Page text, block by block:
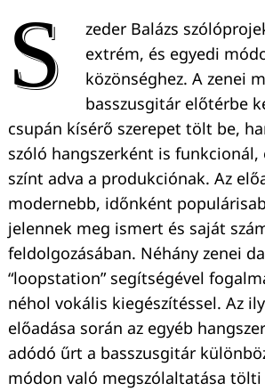
S
zeder Balázs
extrém, és egyedi
közönséghez. A zenei
basszusgitár előtérbe
csupán kísérő szerepet tölt be,
szóló hangszerként is funkcionál,
színt adva a produkciónak. Az
modernebb, időnként
jelennek meg ismert és saját
feldolgozásában. Néhány zenei
“loopstation” segítségével
néhol vokális kiegészítéssel. Az
előadása során az egyéb
adódó űrt a basszusgitár
módon való megszólaltatása tölti